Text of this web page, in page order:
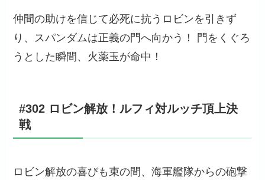
仲間の助けを信じて必死に抗うロビンを引きず
り、スパンダムは正義の門へ向かう！ 門をくぐろ
うとした瞬間、火薬玉が命中！
#302 ロビン解放！ルフィ対ルッチ頂上決
戦
ロビン解放の喜びも束の間、海軍艦隊からの砲撃